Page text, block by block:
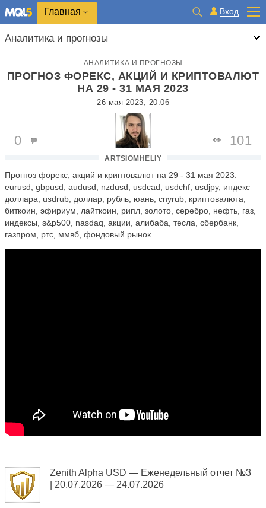
Главная Вход
Аналитика и прогнозы
АНАЛИТИКА И ПРОГНОЗЫ
ПРОГНОЗ ФОРЕКС, АКЦИЙ И КРИПТОВАЛЮТ
НА 29 - 31 МАЯ 2023
26 мая 2023, 20:06
ARTSIOMHELIY
0 101
Прогноз форекс, акций и криптовалют на 29 - 31 мая 2023:
eurusd, gbpusd, audusd, nzdusd, usdcad, usdchf, usdjpy, индекс
доллара, usdrub, доллар, рубль, юань, cnyrub, криптовалюта,
биткоин, эфириум, лайткоин, рипл, золото, серебро, нефть, газ,
индексы, s&p500, nasdaq, акции, алибаба, тесла, сбербанк,
газпром, ртс, ммвб, фондовый рынок.
Zenith Alpha USD — Еженедельный отчет №3
| 20.07.2026 — 24.07.2026